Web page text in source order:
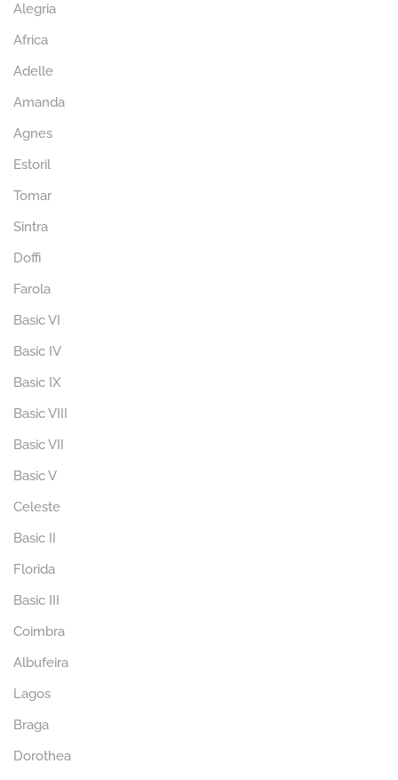
Alegria
Africa
Adelle
Amanda
Agnes
Estoril
Tomar
Sintra
Doffi
Farola
Basic VI
Basic IV
Basic IX
Basic VIII
Basic VII
Basic V
Celeste
Basic II
Florida
Basic III
Coimbra
Albufeira
Lagos
Braga
Dorothea